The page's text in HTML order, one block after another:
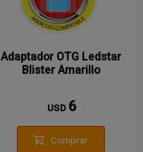
Adaptador OTG Ledstar
Blister Amarillo
USD 6
Comprar